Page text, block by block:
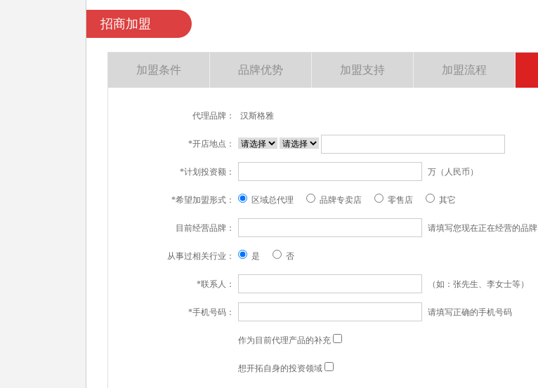
招商加盟
加盟条件 品牌优势 加盟支持 加盟流程
代理品牌： 汉斯格雅
*开店地点：
*计划投资额： 万（人民币）
*希望加盟形式： 区域总代理 品牌专卖店 零售店 其它
目前经营品牌： 请填写您现在正在经营的品牌
从事过相关行业： 是 否
*联系人： （如：张先生、李女士等）
*手机号码： 请填写正确的手机号码
作为目前代理产品的补充
想开拓自身的投资领域